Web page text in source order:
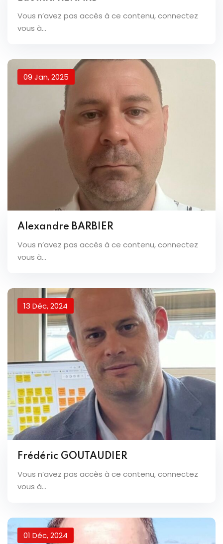
Vous n’avez pas accès à ce contenu, connectez
vous à...
09 Jan, 2025
Alexandre BARBIER
Vous n’avez pas accès à ce contenu, connectez
vous à...
13 Déc, 2024
Frédéric GOUTAUDIER
Vous n’avez pas accès à ce contenu, connectez
vous à...
01 Déc, 2024